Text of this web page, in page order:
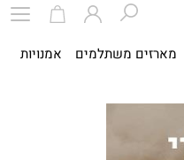
מארזים משתלמים אמנויות